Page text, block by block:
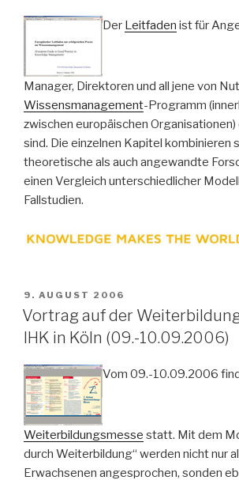
Der Leitfaden ist für
Manager, Direktoren und all jene von
Wissensmanagement-Programm
zwischen europäischen
sind. Die einzelnen Kapitel kombinieren
theoretische als auch angewandte
einen Vergleich unterschiedlicher
Fallstudien.
VERÖFFENTLICHT
AM
9. AUGUST 2006
Vortrag auf der
IHK in Köln (09.-10.09.2006)
Vom 09.-10.09.2006
Weiterbildungsmesse statt. Mit dem
durch Weiterbildung“ werden nicht nur
Erwachsenen angesprochen, sonden